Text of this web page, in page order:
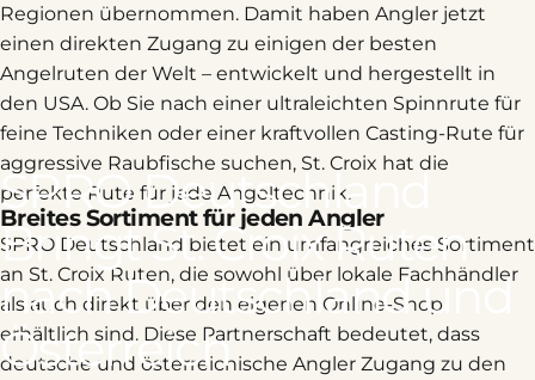
SPRODeutschland
BringtSt.CroixRuten
nachDeutschlandund
Österreich
Regionen übernommen. Damit haben Angler jetzt
einen direkten Zugang zu einigen der besten
Angelruten der Welt – entwickelt und hergestellt in
den USA. Ob Sie nach einer ultraleichten Spinnrute für
feine Techniken oder einer kraftvollen Casting-Rute für
aggressive Raubfische suchen, St. Croix hat die
perfekte Rute für jede Angeltechnik.
Breites Sortiment für jeden Angler
SPRO Deutschland bietet ein umfangreiches Sortiment
an St. Croix Ruten, die sowohl über lokale Fachhändler
als auch direkt über den eigenen Online-Shop
erhältlich sind. Diese Partnerschaft bedeutet, dass
deutsche und österreichische Angler Zugang zu den